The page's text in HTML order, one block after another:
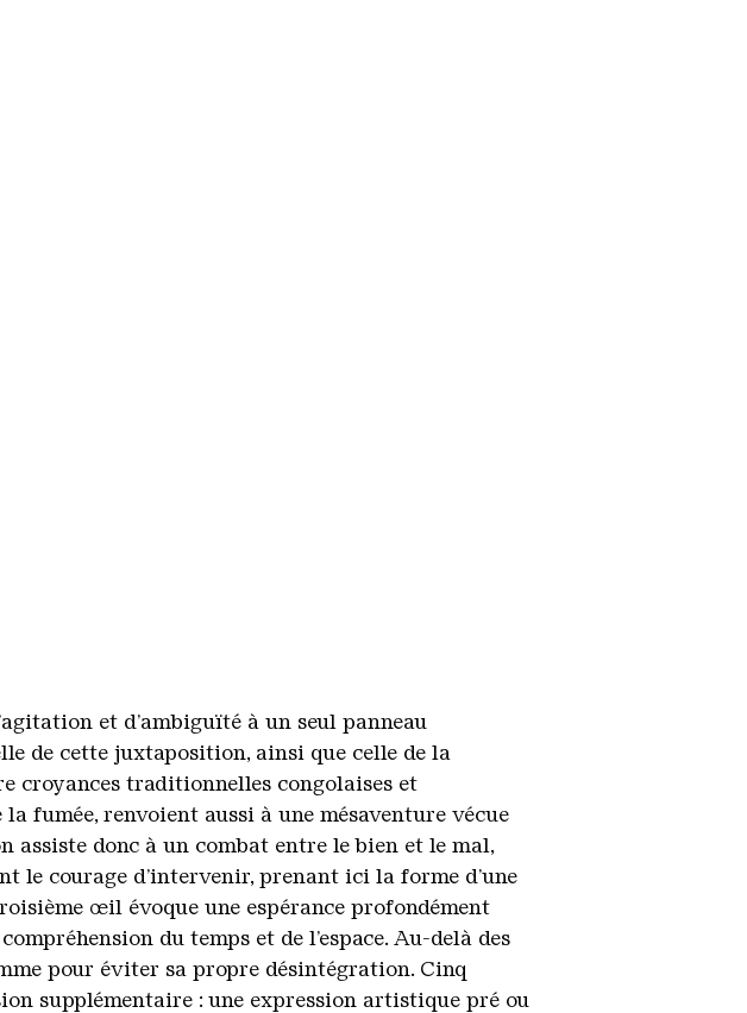
et d’ambiguïté à un seul panneau
de cette juxtaposition, ainsi que celle de la
croyances traditionnelles congolaises et
fumée, renvoient aussi à une mésaventure vécue
assiste donc à un combat entre le bien et le mal,
le courage d’intervenir, prenant ici la forme d’une
œil évoque une espérance profondément
du temps et de l’espace. Au-delà des
pour éviter sa propre désintégration. Cinq
supplémentaire : une expression artistique pré ou